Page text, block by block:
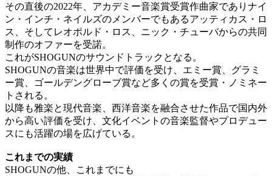
その直後の2022年、アカデミー音楽賞受賞作曲家でありナイ
ン・インチ・ネイルズのメンバーでもあるアッティカス・ロ
ス、そしてレオポルド・ロス、ニック・チューバからの共同
制作のオファーを受諾。
これがSHOGUNのサウンドトラックとなる。
SHOGUNの音楽は世界中で評価を受け、エミー賞、グラミ
ー賞、ゴールデングローブ賞など多くの賞を受賞・ノミネー
トされる。
以降も雅楽と現代音楽、西洋音楽を融合させた作品で国内外
から高い評価を受け、文化イベントの音楽監督やプロデュー
スにも活躍の場を広げている。
これまでの実績
SHOGUNの他、これまでにも